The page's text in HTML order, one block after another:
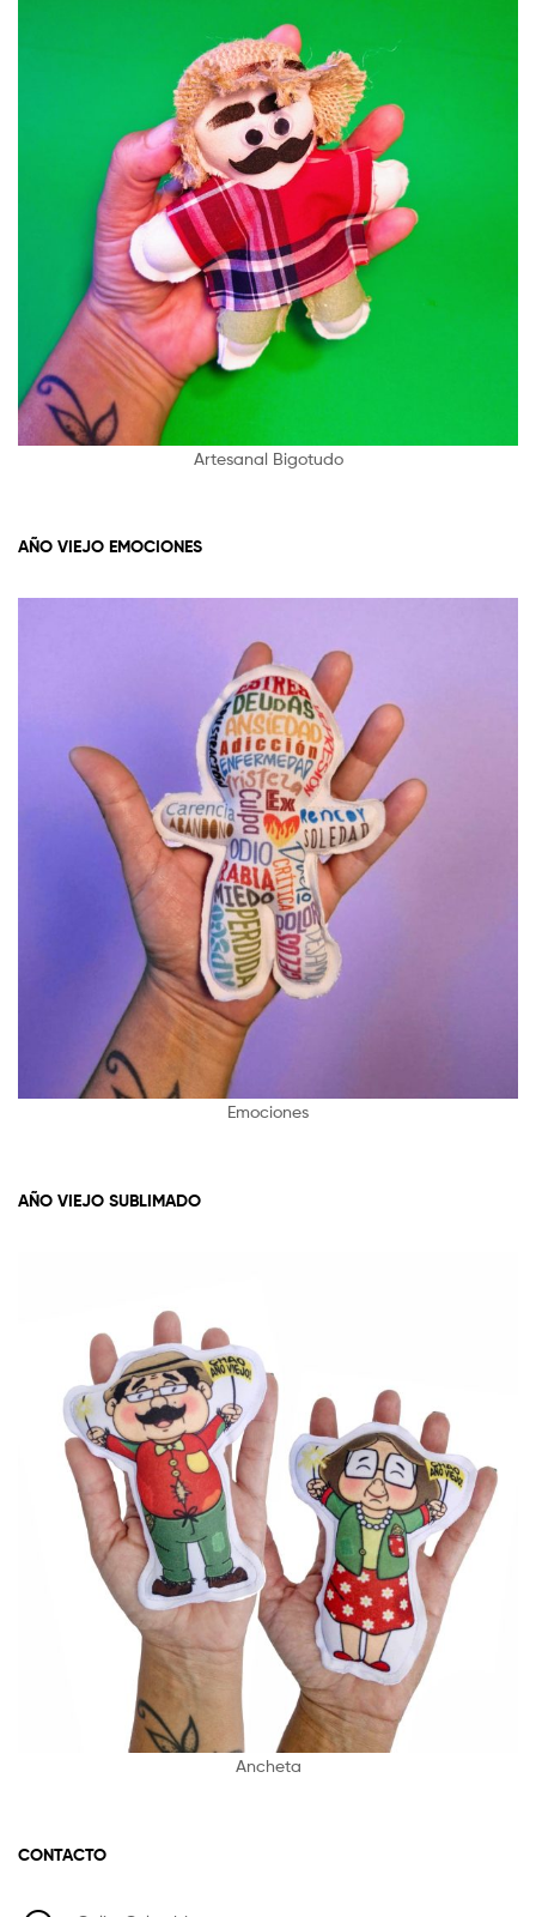
Artesanal Bigotudo
AÑO VIEJO EMOCIONES
Emociones
AÑO VIEJO SUBLIMADO
Ancheta
CONTACTO